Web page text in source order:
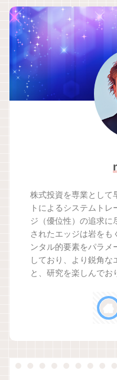
株式投資を専業として
トによるシステムト
ジ（優位性）の追求に
されたエッジは岩をも
ンタル的要素をパラメ
しており、より鋭角
と、研究を楽しんでお